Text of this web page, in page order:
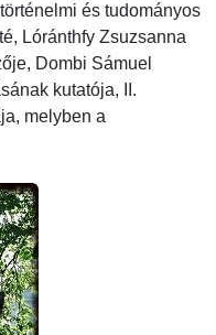
és tudományos
Lóránthfy Zsuzsanna
Dombi Sámuel
kutatója, II.
melyben a